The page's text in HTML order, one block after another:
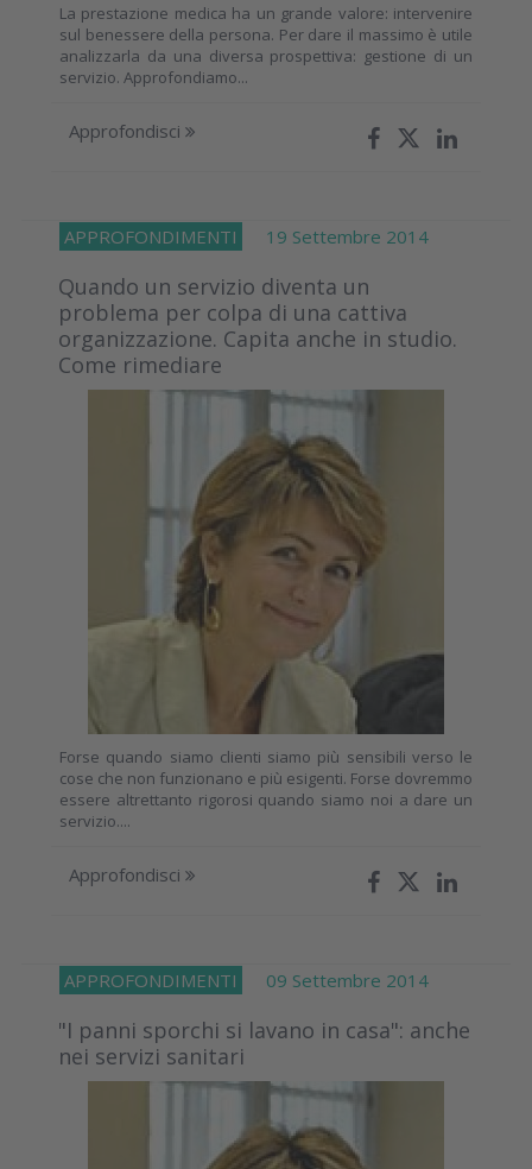
La prestazione medica ha un grande valore: intervenire
sul benessere della persona. Per dare il massimo è utile
analizzarla da una diversa prospettiva: gestione di un
servizio. Approfondiamo...
Approfondisci
APPROFONDIMENTI 19 Settembre 2014
Quando un servizio diventa un
problema per colpa di una cattiva
organizzazione. Capita anche in studio.
Come rimediare
Forse quando siamo clienti siamo più sensibili verso le
cose che non funzionano e più esigenti. Forse dovremmo
essere altrettanto rigorosi quando siamo noi a dare un
servizio....
Approfondisci
APPROFONDIMENTI 09 Settembre 2014
"I panni sporchi si lavano in casa": anche
nei servizi sanitari